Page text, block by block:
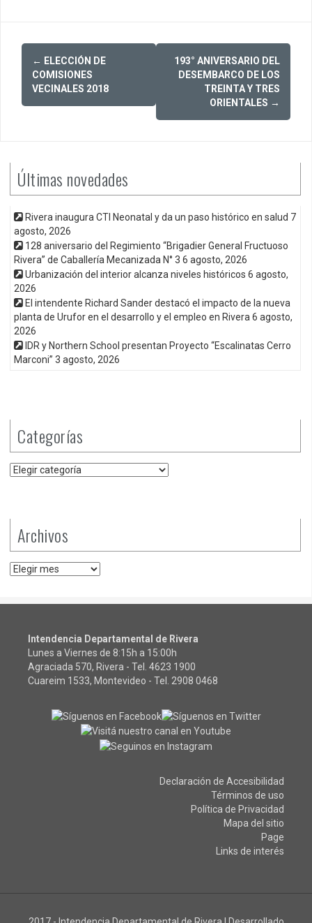
Post
navigation
← ELECCIÓN DE
COMISIONES
VECINALES 2018
193° ANIVERSARIO DEL
DESEMBARCO DE LOS
TREINTA Y TRES
ORIENTALES →
Últimas novedades
Rivera inaugura CTI Neonatal y da un paso histórico en salud 7
agosto, 2026
128 aniversario del Regimiento “Brigadier General Fructuoso
Rivera” de Caballería Mecanizada N° 3 6 agosto, 2026
Urbanización del interior alcanza niveles históricos 6 agosto,
2026
El intendente Richard Sander destacó el impacto de la nueva
planta de Urufor en el desarrollo y el empleo en Rivera 6 agosto,
2026
IDR y Northern School presentan Proyecto “Escalinatas Cerro
Marconi” 3 agosto, 2026
Categorías
Categorías
Archivos
Archivos
Intendencia Departamental de Rivera
Lunes a Viernes de 8:15h a 15:00h
Agraciada 570, Rivera - Tel. 4623 1900
Cuareim 1533, Montevideo - Tel. 2908 0468
Declaración de Accesibilidad
Términos de uso
Política de Privacidad
Mapa del sitio
Page
Links de interés